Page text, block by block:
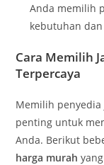
Anda memilih
kebutuhan
Cara Memilih
Terpercaya
Memilih penyedia
penting untuk
Anda. Berikut
harga murah